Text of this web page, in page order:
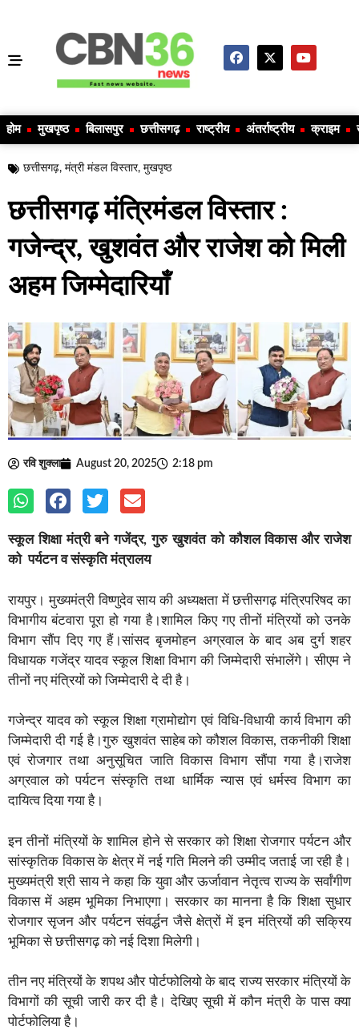
होम मुखपृष्ठ बिलासपुर छत्तीसगढ़ राष्ट्रीय अंतर्राष्ट्रीय क्राइम
छत्तीसगढ़, मंत्री मंडल विस्तार, मुखपृष्ठ
छत्तीसगढ़ मंत्रिमंडल विस्तार :
गजेन्द्र, खुशवंत और राजेश को मिली
अहम जिम्मेदारियाँ
रवि शुक्ला August 20, 2025 2:18 pm
स्कूल शिक्षा मंत्री बने गजेंद्र, गुरु खुशवंत को कौशल विकास और राजेश
को पर्यटन व संस्कृति मंत्रालय
रायपुर। मुख्यमंत्री विष्णुदेव साय की अध्यक्षता में छत्तीसगढ़ मंत्रिपरिषद का
विभागीय बंटवारा पूरा हो गया है।शामिल किए गए तीनों मंत्रियों को उनके
विभाग सौंप दिए गए हैं।सांसद बृजमोहन अग्रवाल के बाद अब दुर्ग शहर
विधायक गजेंद्र यादव स्कूल शिक्षा विभाग की जिम्मेदारी संभालेंगे। सीएम ने
तीनों नए मंत्रियों को जिम्मेदारी दे दी है।
गजेन्द्र यादव को स्कूल शिक्षा ग्रामोद्योग एवं विधि-विधायी कार्य विभाग की
जिम्मेदारी दी गई है।गुरु खुशवंत साहेब को कौशल विकास, तकनीकी शिक्षा
एवं रोजगार तथा अनुसूचित जाति विकास विभाग सौंपा गया है।राजेश
अग्रवाल को पर्यटन संस्कृति तथा धार्मिक न्यास एवं धर्मस्व विभाग का
दायित्व दिया गया है।
इन तीनों मंत्रियों के शामिल होने से सरकार को शिक्षा रोजगार पर्यटन और
सांस्कृतिक विकास के क्षेत्र में नई गति मिलने की उम्मीद जताई जा रही है।
मुख्यमंत्री श्री साय ने कहा कि युवा और ऊर्जावान नेतृत्व राज्य के सर्वांगीण
विकास में अहम भूमिका निभाएगा। सरकार का मानना है कि शिक्षा सुधार
रोजगार सृजन और पर्यटन संवर्द्धन जैसे क्षेत्रों में इन मंत्रियों की सक्रिय
भूमिका से छत्तीसगढ़ को नई दिशा मिलेगी।
तीन नए मंत्रियों के शपथ और पोर्टफोलियो के बाद राज्य सरकार मंत्रियों के
विभागों की सूची जारी कर दी है। देखिए सूची में कौन मंत्री के पास क्या
पोर्टफोलिया है।